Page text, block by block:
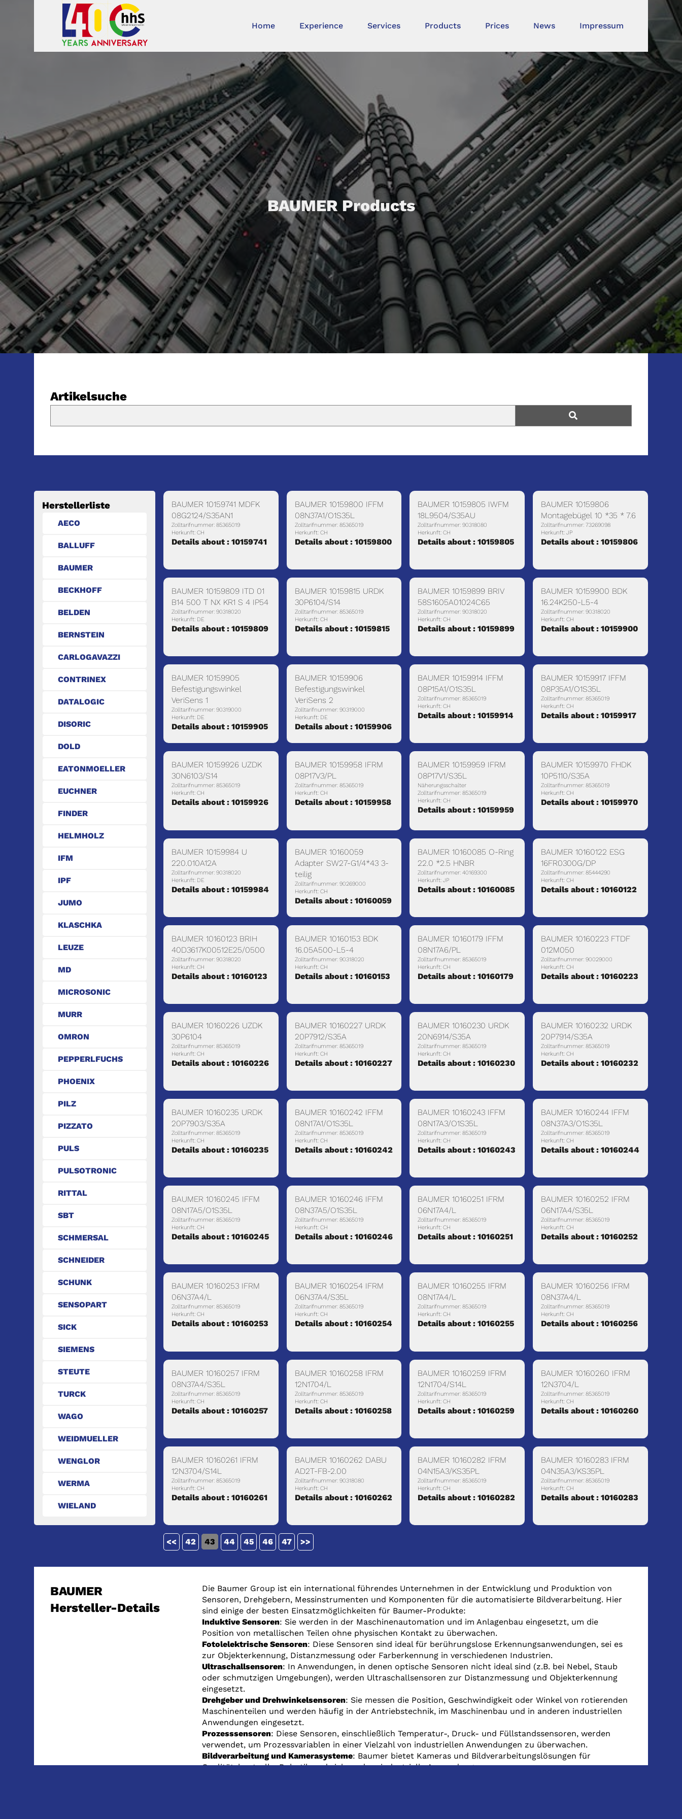
Home Experience Services Products Prices News Impressum
BAUMER Products
Artikelsuche
Herstellerliste
AECO
BALLUFF
BAUMER
BECKHOFF
BELDEN
BERNSTEIN
CARLOGAVAZZI
CONTRINEX
DATALOGIC
DISORIC
DOLD
EATONMOELLER
EUCHNER
FINDER
HELMHOLZ
IFM
IPF
JUMO
KLASCHKA
LEUZE
MD
MICROSONIC
MURR
OMRON
PEPPERLFUCHS
PHOENIX
PILZ
PIZZATO
PULS
PULSOTRONIC
RITTAL
SBT
SCHMERSAL
SCHNEIDER
SCHUNK
SENSOPART
SICK
SIEMENS
STEUTE
TURCK
WAGO
WEIDMUELLER
WENGLOR
WERMA
WIELAND
BAUMER 10159741 MDFK
08G2124/S35AN1
Zolltarifnummer: 85365019
Herkunft: CH
Details about : 10159741
BAUMER 10159800 IFFM
08N37A1/O1S35L
Zolltarifnummer: 85365019
Herkunft: CH
Details about : 10159800
BAUMER 10159805 IWFM
18L9504/S35AU
Zolltarifnummer: 90318080
Herkunft: CH
Details about : 10159805
BAUMER 10159806
Montagebügel 10 *35 * 7.6
Zolltarifnummer: 73269098
Herkunft: JP
Details about : 10159806
BAUMER 10159809 ITD 01
B14 500 T NX KR1 S 4 IP54
Zolltarifnummer: 90318020
Herkunft: DE
Details about : 10159809
BAUMER 10159815 URDK
30P6104/S14
Zolltarifnummer: 85365019
Herkunft: CH
Details about : 10159815
BAUMER 10159899 BRIV
58S1605A01024C65
Zolltarifnummer: 90318020
Herkunft: CH
Details about : 10159899
BAUMER 10159900 BDK
16.24K250-L5-4
Zolltarifnummer: 90318020
Herkunft: CH
Details about : 10159900
BAUMER 10159905
Befestigungswinkel
VeriSens 1
Zolltarifnummer: 90319000
Herkunft: DE
Details about : 10159905
BAUMER 10159906
Befestigungswinkel
VeriSens 2
Zolltarifnummer: 90319000
Herkunft: DE
Details about : 10159906
BAUMER 10159914 IFFM
08P15A1/O1S35L
Zolltarifnummer: 85365019
Herkunft: CH
Details about : 10159914
BAUMER 10159917 IFFM
08P35A1/O1S35L
Zolltarifnummer: 85365019
Herkunft: CH
Details about : 10159917
BAUMER 10159926 UZDK
30N6103/S14
Zolltarifnummer: 85365019
Herkunft: CH
Details about : 10159926
BAUMER 10159958 IFRM
08P17V3/PL
Zolltarifnummer: 85365019
Herkunft: CH
Details about : 10159958
BAUMER 10159959 IFRM
08P17V1/S35L
Näherungsschalter
Zolltarifnummer: 85365019
Herkunft: CH
Details about : 10159959
BAUMER 10159970 FHDK
10P5110/S35A
Zolltarifnummer: 85365019
Herkunft: CH
Details about : 10159970
BAUMER 10159984 U
220.010A12A
Zolltarifnummer: 90318020
Herkunft: DE
Details about : 10159984
BAUMER 10160059
Adapter SW27-G1/4*43 3-
teilig
Zolltarifnummer: 90269000
Herkunft: CH
Details about : 10160059
BAUMER 10160085 O-Ring
22.0 *2.5 HNBR
Zolltarifnummer: 40169300
Herkunft: JP
Details about : 10160085
BAUMER 10160122 ESG
16FR0300G/DP
Zolltarifnummer: 85444290
Herkunft: CH
Details about : 10160122
BAUMER 10160123 BRIH
40D3617K00512E25/0500
Zolltarifnummer: 90318020
Herkunft: CH
Details about : 10160123
BAUMER 10160153 BDK
16.05A500-L5-4
Zolltarifnummer: 90318020
Herkunft: CH
Details about : 10160153
BAUMER 10160179 IFFM
08N17A6/PL
Zolltarifnummer: 85365019
Herkunft: CH
Details about : 10160179
BAUMER 10160223 FTDF
012M050
Zolltarifnummer: 90029000
Herkunft: CH
Details about : 10160223
BAUMER 10160226 UZDK
30P6104
Zolltarifnummer: 85365019
Herkunft: CH
Details about : 10160226
BAUMER 10160227 URDK
20P7912/S35A
Zolltarifnummer: 85365019
Herkunft: CH
Details about : 10160227
BAUMER 10160230 URDK
20N6914/S35A
Zolltarifnummer: 85365019
Herkunft: CH
Details about : 10160230
BAUMER 10160232 URDK
20P7914/S35A
Zolltarifnummer: 85365019
Herkunft: CH
Details about : 10160232
BAUMER 10160235 URDK
20P7903/S35A
Zolltarifnummer: 85365019
Herkunft: CH
Details about : 10160235
BAUMER 10160242 IFFM
08N17A1/O1S35L
Zolltarifnummer: 85365019
Herkunft: CH
Details about : 10160242
BAUMER 10160243 IFFM
08N17A3/O1S35L
Zolltarifnummer: 85365019
Herkunft: CH
Details about : 10160243
BAUMER 10160244 IFFM
08N37A3/O1S35L
Zolltarifnummer: 85365019
Herkunft: CH
Details about : 10160244
BAUMER 10160245 IFFM
08N17A5/O1S35L
Zolltarifnummer: 85365019
Herkunft: CH
Details about : 10160245
BAUMER 10160246 IFFM
08N37A5/O1S35L
Zolltarifnummer: 85365019
Herkunft: CH
Details about : 10160246
BAUMER 10160251 IFRM
06N17A4/L
Zolltarifnummer: 85365019
Herkunft: CH
Details about : 10160251
BAUMER 10160252 IFRM
06N17A4/S35L
Zolltarifnummer: 85365019
Herkunft: CH
Details about : 10160252
BAUMER 10160253 IFRM
06N37A4/L
Zolltarifnummer: 85365019
Herkunft: CH
Details about : 10160253
BAUMER 10160254 IFRM
06N37A4/S35L
Zolltarifnummer: 85365019
Herkunft: CH
Details about : 10160254
BAUMER 10160255 IFRM
08N17A4/L
Zolltarifnummer: 85365019
Herkunft: CH
Details about : 10160255
BAUMER 10160256 IFRM
08N37A4/L
Zolltarifnummer: 85365019
Herkunft: CH
Details about : 10160256
BAUMER 10160257 IFRM
08N37A4/S35L
Zolltarifnummer: 85365019
Herkunft: CH
Details about : 10160257
BAUMER 10160258 IFRM
12N1704/L
Zolltarifnummer: 85365019
Herkunft: CH
Details about : 10160258
BAUMER 10160259 IFRM
12N1704/S14L
Zolltarifnummer: 85365019
Herkunft: CH
Details about : 10160259
BAUMER 10160260 IFRM
12N3704/L
Zolltarifnummer: 85365019
Herkunft: CH
Details about : 10160260
BAUMER 10160261 IFRM
12N3704/S14L
Zolltarifnummer: 85365019
Herkunft: CH
Details about : 10160261
BAUMER 10160262 DABU
AD2T-FB-2.00
Zolltarifnummer: 90318080
Herkunft: CH
Details about : 10160262
BAUMER 10160282 IFRM
04N15A3/KS35PL
Zolltarifnummer: 85365019
Herkunft: CH
Details about : 10160282
BAUMER 10160283 IFRM
04N35A3/KS35PL
Zolltarifnummer: 85365019
Herkunft: CH
Details about : 10160283
<< 42 43 44 45 46 47 >>
BAUMER
Hersteller-Details
Die Baumer Group ist ein international führendes Unternehmen in der Entwicklung und Produktion von
Sensoren, Drehgebern, Messinstrumenten und Komponenten für die automatisierte Bildverarbeitung. Hier
sind einige der besten Einsatzmöglichkeiten für Baumer-Produkte:
Induktive Sensoren: Sie werden in der Maschinenautomation und im Anlagenbau eingesetzt, um die
Position von metallischen Teilen ohne physischen Kontakt zu überwachen.
Fotolelektrische Sensoren: Diese Sensoren sind ideal für berührungslose Erkennungsanwendungen, sei es
zur Objekterkennung, Distanzmessung oder Farberkennung in verschiedenen Industrien.
Ultraschallsensoren: In Anwendungen, in denen optische Sensoren nicht ideal sind (z.B. bei Nebel, Staub
oder schmutzigen Umgebungen), werden Ultraschallsensoren zur Distanzmessung und Objekterkennung
eingesetzt.
Drehgeber und Drehwinkelsensoren: Sie messen die Position, Geschwindigkeit oder Winkel von rotierenden
Maschinenteilen und werden häufig in der Antriebstechnik, im Maschinenbau und in anderen industriellen
Anwendungen eingesetzt.
Prozesssensoren: Diese Sensoren, einschließlich Temperatur-, Druck- und Füllstandssensoren, werden
verwendet, um Prozessvariablen in einer Vielzahl von industriellen Anwendungen zu überwachen.
Bildverarbeitung und Kamerasysteme: Baumer bietet Kameras und Bildverarbeitungslösungen für
Qualitätskontrolle, Robotik und viele andere industrielle Anwendungen.